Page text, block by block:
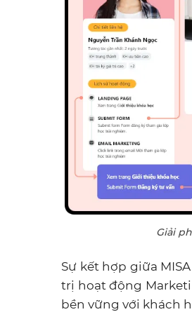
Giải
Sự kết hợp giữa
trị hoạt động
bền vững với khách